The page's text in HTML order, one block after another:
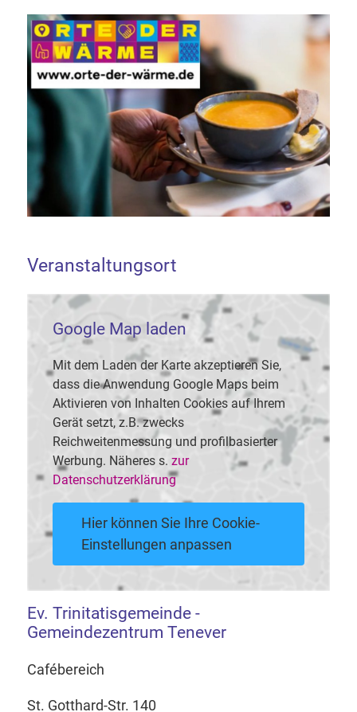
Veranstaltungsort
Google Map laden
Mit dem Laden der Karte akzeptieren Sie,
dass die Anwendung Google Maps beim
Aktivieren von Inhalten Cookies auf Ihrem
Gerät setzt, z.B. zwecks
Reichweitenmessung und profilbasierter
Werbung. Näheres s. zur
Datenschutzerklärung
Hier können Sie Ihre Cookie-
Einstellungen anpassen
Ev. Trinitatisgemeinde -
Gemeindezentrum Tenever
Cafébereich
St. Gotthard-Str. 140